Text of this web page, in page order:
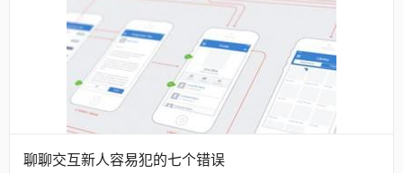
聊聊交互新人容易犯的七个错误